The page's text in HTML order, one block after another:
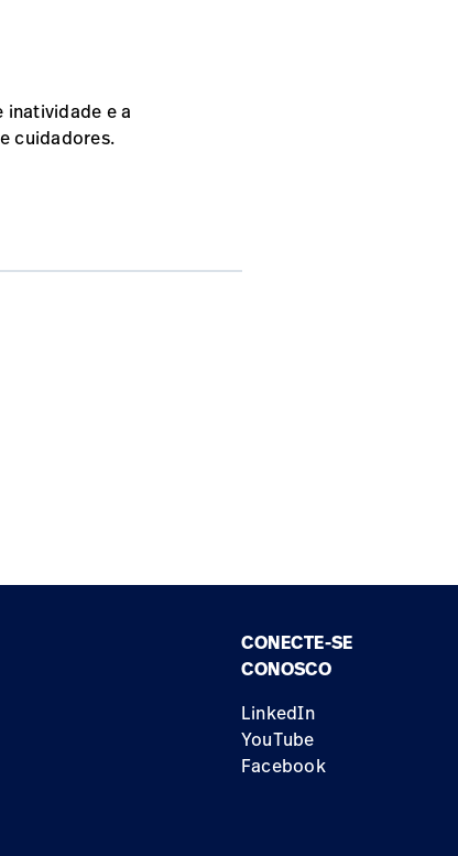
inatividade e a
cuidadores.
CONECTE-SE
CONOSCO
LinkedIn
YouTube
Facebook